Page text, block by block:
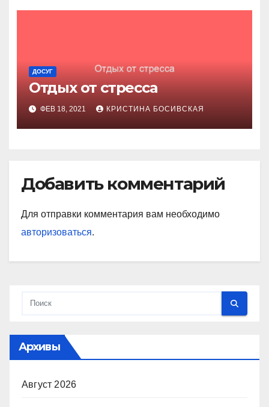
ДОСУГ
Отдых от стресса
ФЕВ 18, 2021 КРИСТИНА БОСИВСКАЯ
Добавить комментарий
Для отправки комментария вам необходимо
авторизоваться.
Архивы
Август 2026